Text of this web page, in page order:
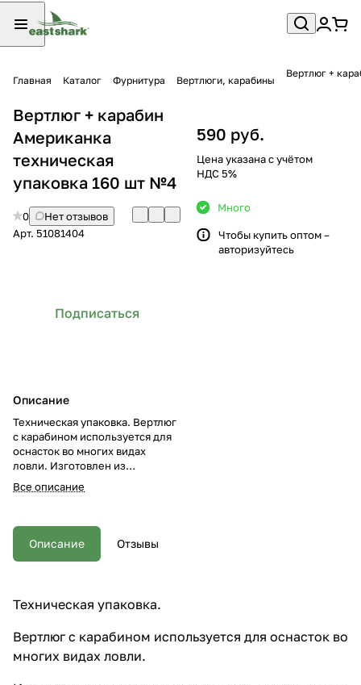
Главная Каталог Фурнитура Вертлюги, карабины
Вертлюг +
Вертлюг + карабин
Американка
техническая
упаковка 160 шт №4
0
Нет отзывов
Арт. 51081404
Подписаться
Описание
Техническая упаковка. Вертлюг
с карабином используется для
оснасток во многих видах
ловли. Изготовлен из
нержавеющего сплава,
подходит для использования в
упаковке зависит от размера
вертлюга.
Все описание
590 руб.
Цена указана с учётом
НДС 5%
Много
Чтобы купить оптом –
авторизуйтесь
Описание Отзывы
Техническая упаковка.
Вертлюг с карабином используется для оснасток во
многих видах ловли.